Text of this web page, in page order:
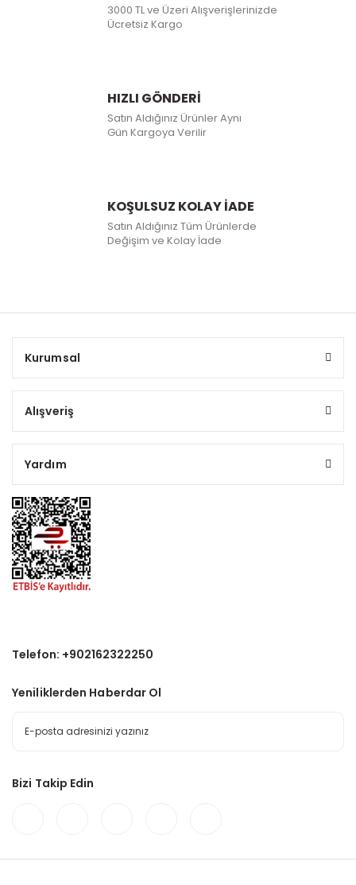
3000 TL ve Üzeri Alışverişlerinizde
Ücretsiz Kargo
HIZLI GÖNDERİ
Satın Aldığınız Ürünler Aynı
Gün Kargoya Verilir
KOŞULSUZ KOLAY İADE
Satın Aldığınız Tüm Ürünlerde
Değişim ve Kolay İade
Kurumsal
Alışveriş
Yardım
Telefon: +902162322250
Yeniliklerden Haberdar Ol
Bizi Takip Edin